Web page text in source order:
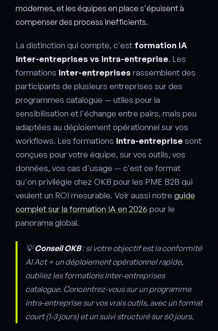
modernes, et les équipes en place s'épuisent à
compenser des process inefficients.
La distinction qui compte, c'est formation IA
inter-entreprises vs intra-entreprise. Les
formations inter-entreprises rassemblent des
participants de plusieurs entreprises sur des
programmes catalogue — utiles pour la
sensibilisation et l'échange entre pairs, mais peu
adaptées au déploiement opérationnel sur vos
workflows. Les formations intra-entreprise sont
conçues pour votre équipe, sur vos outils, vos
données, vos cas d'usage — c'est ce format
qu'on privilégie chez OKB pour les PME B2B qui
veulent un ROI mesurable. Voir aussi notre guide
complet sur la formation IA en 2026 pour le
panorama global.
💡Conseil OKB: si votre objectif est la conformité
AI Act + un déploiement opérationnel rapide,
oubliez les formations inter-entreprises
catalogue. Concentrez-vous sur un programme
intra-entreprise sur vos vrais outils, avec un format
court (1-3 jours) et un suivi structuré sur 60 jours.